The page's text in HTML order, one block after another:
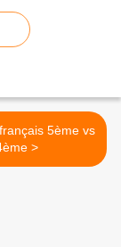
5ème vs
4ème >